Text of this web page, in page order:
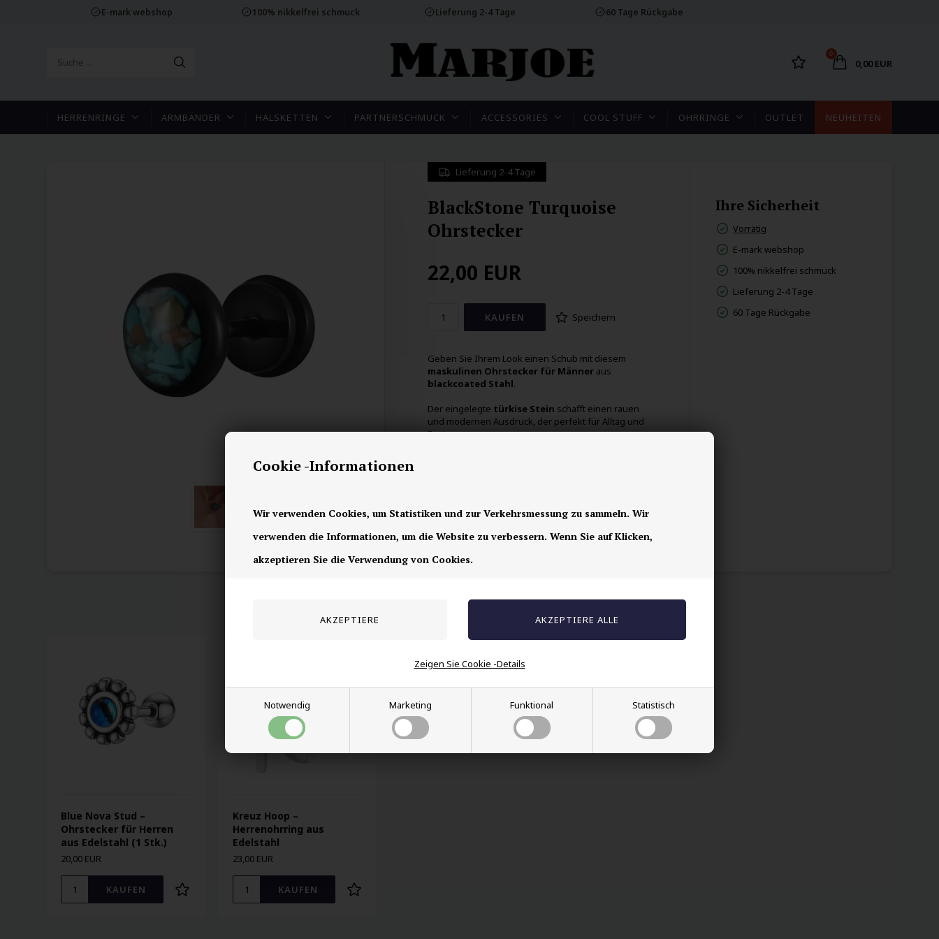
Cookie -Informationen
Wir verwenden Cookies, um Statistiken und zur Verkehrsmessung zu sammeln. Wir
verwenden die Informationen, um die Website zu verbessern. Wenn Sie auf Klicken,
akzeptieren Sie die Verwendung von Cookies.
Notwendig Marketing Funktional Statistisch
Zeigen Sie Cookie -Details
E-mark webshop 100% nikkelfrei schmuck Lieferung 2-4 Tage 60 Tage Rückgabe
0
0,00 EUR
HERRENRINGE ARMBÄNDER HALSKETTEN PARTNERSCHMUCK ACCESSORIES COOL STUFF OHRRINGE OUTLET NEUHEITEN
Lieferung 2-4 Tage
BlackStone Turquoise
Ohrstecker
22,00 EUR
Speichern
Geben Sie Ihrem Look einen Schub mit diesem
maskulinen Ohrstecker für Männeraus
blackcoated Stahl.
Der eingelegte türkise Stein schafft einen rauen
und modernen Ausdruck, der perfekt für Alltag und
Fest passt.
Ihre Sicherheit
Vorrätig
E-mark webshop
100% nikkelfrei schmuck
Lieferung 2-4 Tage
60 Tage Rückgabe
Andere auch gekauft
Blue Nova Stud –
Ohrstecker für Herren
aus Edelstahl (1 Stk.)
20,00 EUR
Kreuz Hoop –
Herrenohrring aus
Edelstahl
23,00 EUR